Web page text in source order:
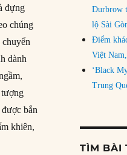
đựng
chúng
dành
bắn
khiên,
vì thất bại kinh tế?”
Durbrow
lộ Sài
Điểm
Việt
‘Black
Trung
TÌM BÀI